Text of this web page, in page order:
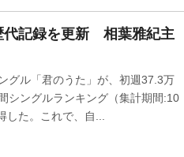
代記録を更新 相葉雅紀主
グル「君のうた」が、初週37.3万
シングルランキング（集計期間:10
した。これで、自...